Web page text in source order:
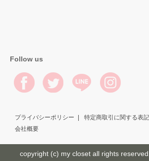
Follow us
プライバシーポリシー 特定商取引に関する表記
会社概要
copyright (c) my closet all rights reserved.